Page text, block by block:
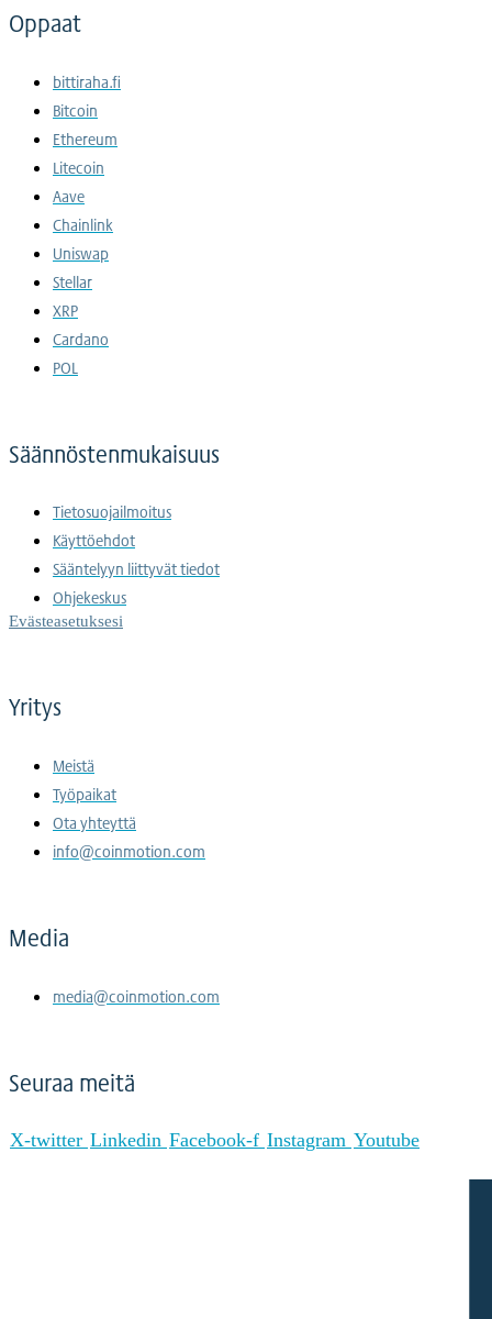
Oppaat
bittiraha.fi
Bitcoin
Ethereum
Litecoin
Aave
Chainlink
Uniswap
Stellar
XRP
Cardano
POL
Säännöstenmukaisuus
Tietosuojailmoitus
Käyttöehdot
Sääntelyyn liittyvät tiedot
Ohjekeskus
Evästeasetuksesi
Yritys
Meistä
Työpaikat
Ota yhteyttä
info@coinmotion.com
Media
media@coinmotion.com
Seuraa meitä
X-twitter Linkedin Facebook-f Instagram Youtube